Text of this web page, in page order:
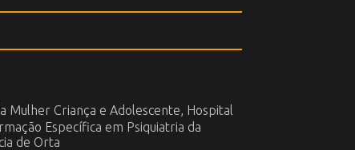
Mulher Criança e Adolescente, Hospital
Específica em Psiquiatria da
de Orta